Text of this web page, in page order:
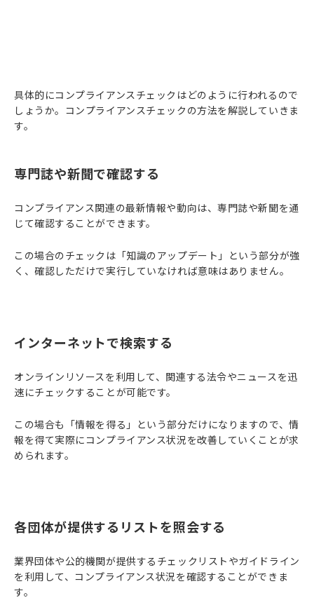
具体的にコンプライアンスチェックはどのように行われるので
しょうか。コンプライアンスチェックの方法を解説していきま
す。
専門誌や新聞で確認する
コンプライアンス関連の最新情報や動向は、専門誌や新聞を通
じて確認することができます。
この場合のチェックは「知識のアップデート」という部分が強
く、確認しただけで実行していなければ意味はありません。
インターネットで検索する
オンラインリソースを利用して、関連する法令やニュースを迅
速にチェックすることが可能です。
この場合も「情報を得る」という部分だけになりますので、情
報を得て実際にコンプライアンス状況を改善していくことが求
められます。
各団体が提供するリストを照会する
業界団体や公的機関が提供するチェックリストやガイドライン
を利用して、コンプライアンス状況を確認することができま
す。